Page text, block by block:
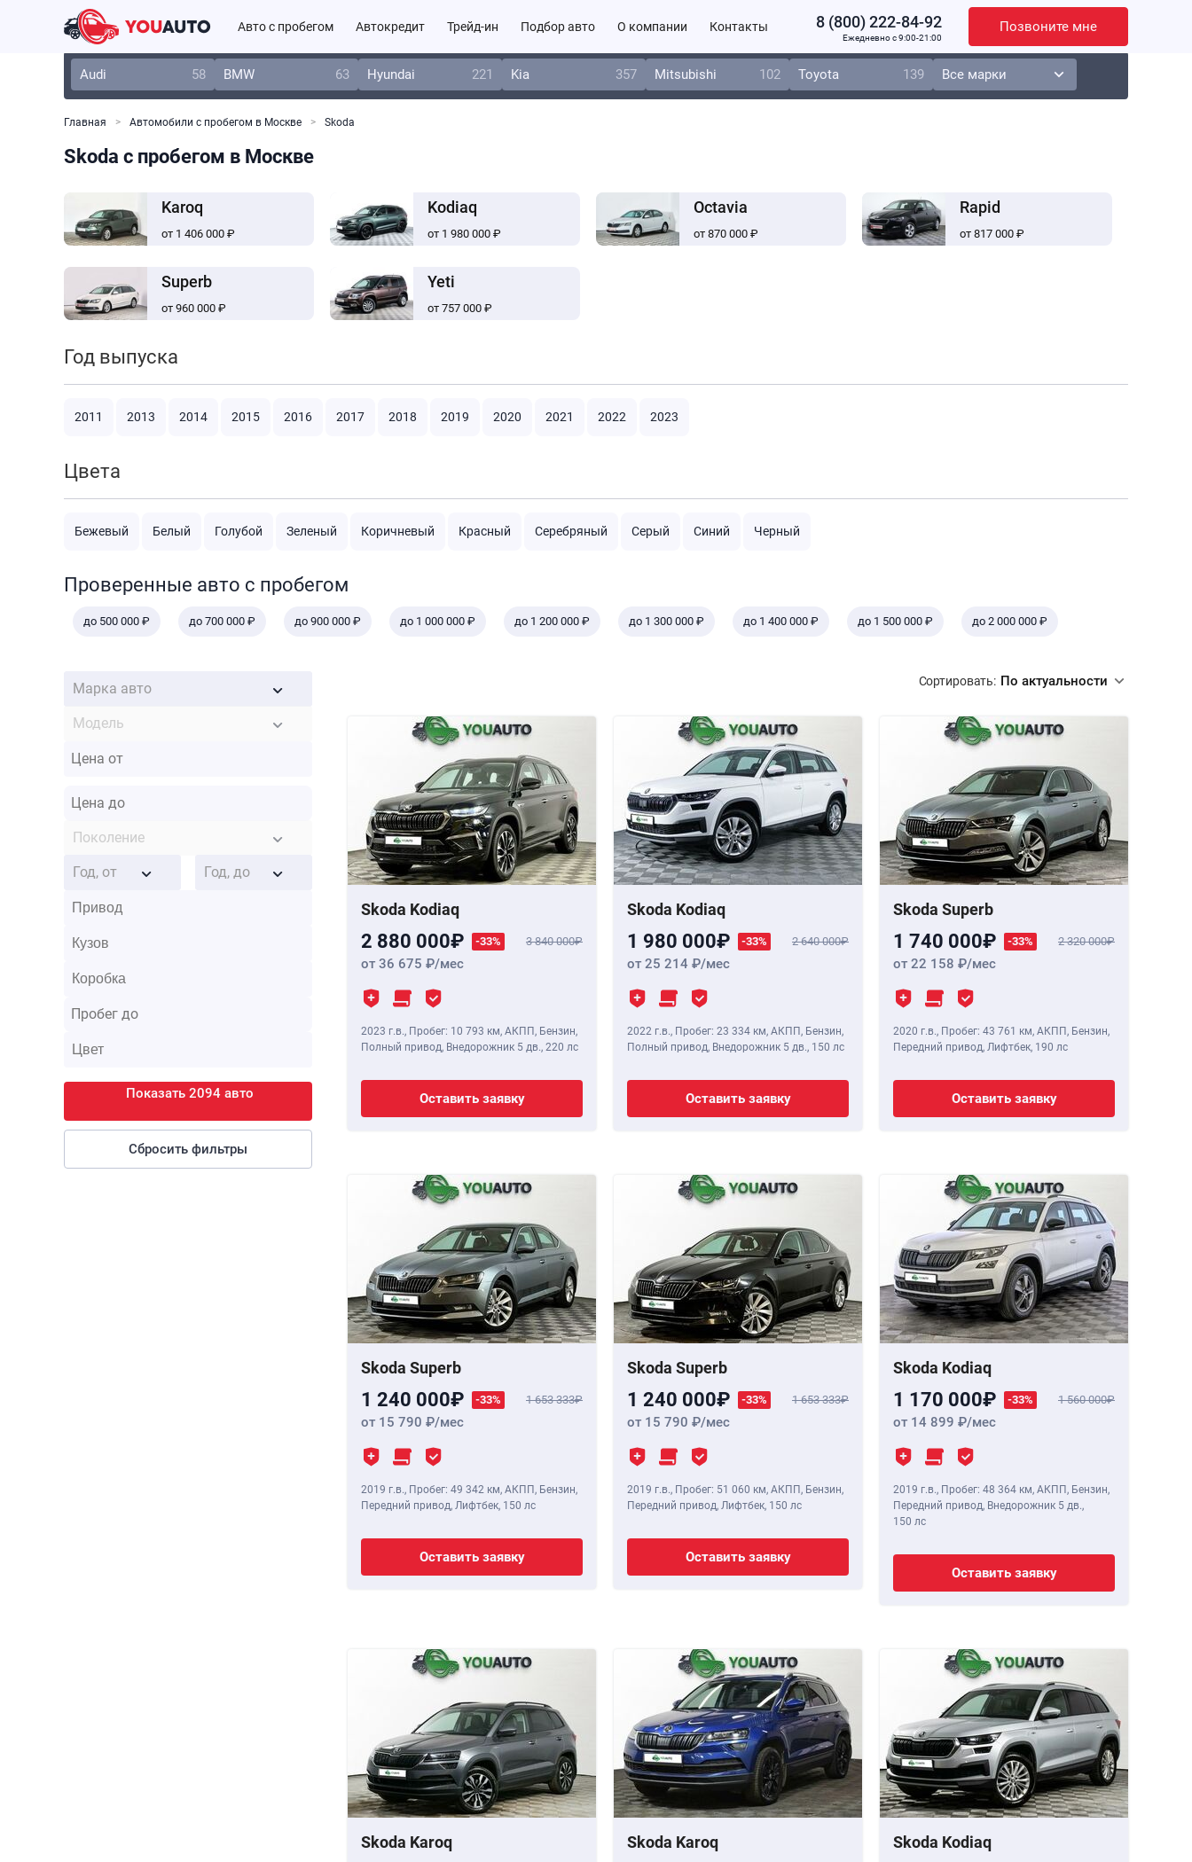
Авто с пробегом Автокредит Трейд-ин Подбор авто О компании Контакты 8 (800) 222-84-92
Ежедневно c 9:00-21:00
Позвоните мне
Audi 58 BMW 63 Hyundai 221 Kia 357 Mitsubishi 102 Toyota 139
Главная Автомобили с пробегом в Москве Skoda
Skoda с пробегом в Москве
Karoq
от 1 406 000 ₽
Kodiaq
от 1 980 000 ₽
Octavia
от 870 000 ₽
Rapid
от 817 000 ₽
Superb
от 960 000 ₽
Yeti
от 757 000 ₽
Год выпуска
2011 2013 2014 2015 2016 2017 2018 2019 2020 2021 2022 2023
Цвета
Бежевый Белый Голубой Зеленый Коричневый Красный Серебряный Серый Синий Черный
Проверенные авто с пробегом
до 500 000 ₽ до 700 000 ₽ до 900 000 ₽ до 1 000 000 ₽ до 1 200 000 ₽ до 1 300 000 ₽ до 1 400 000 ₽ до 1 500 000 ₽ до 2 000 000 ₽
Марка авто
Модель
Поколение
Год, от Год, до
Показать 2094 авто
Сбросить фильтры
Сортировать: По актуальности
Skoda Kodiaq
2 880 000 -33% 3 840 000
от 36 675 /мес
2023 г.в., Пробег: 10 793 км, АКПП, Бензин,
Полный привод, Внедорожник 5 дв., 220 лс
Оставить заявку
Skoda Kodiaq
1 980 000 -33% 2 640 000
от 25 214 /мес
2022 г.в., Пробег: 23 334 км, АКПП, Бензин,
Полный привод, Внедорожник 5 дв., 150 лс
Оставить заявку
Skoda Superb
1 740 000 -33% 2 320 000
от 22 158 /мес
2020 г.в., Пробег: 43 761 км, АКПП, Бензин,
Передний привод, Лифтбек, 190 лс
Оставить заявку
Skoda Superb
1 240 000 -33% 1 653 333
от 15 790 /мес
2019 г.в., Пробег: 49 342 км, АКПП, Бензин,
Передний привод, Лифтбек, 150 лс
Оставить заявку
Skoda Superb
1 240 000 -33% 1 653 333
от 15 790 /мес
2019 г.в., Пробег: 51 060 км, АКПП, Бензин,
Передний привод, Лифтбек, 150 лс
Оставить заявку
Skoda Kodiaq
1 170 000 -33% 1 560 000
от 14 899 /мес
2019 г.в., Пробег: 48 364 км, АКПП, Бензин,
Передний привод, Внедорожник 5 дв.,
150 лс
Оставить заявку
Skoda Karoq Skoda Karoq Skoda Kodiaq